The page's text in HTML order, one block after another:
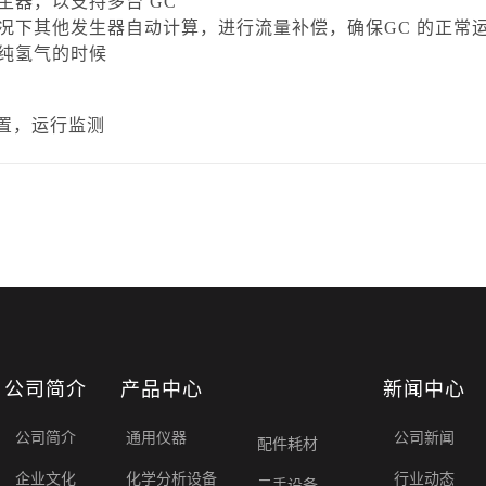
下其他发生器自动计算，进行流量补偿，确保GC 的正常
氢气的时候
，运行监测
公司简介
公司简介
企业文化
产品中心
通用仪器
化学分析设备
配件耗材
新闻中心
公司新闻
行业动态